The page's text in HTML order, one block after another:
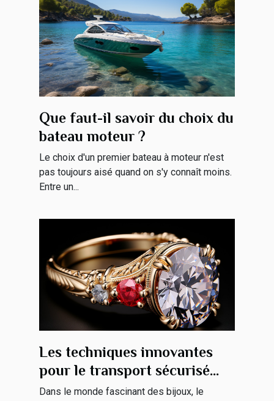
Que faut-il savoir du choix du
bateau moteur ?
Le choix d'un premier bateau à moteur n'est
pas toujours aisé quand on s'y connaît moins.
Entre un...
Les techniques innovantes
pour le transport sécurisé
des bijoux
Dans le monde fascinant des bijoux, le